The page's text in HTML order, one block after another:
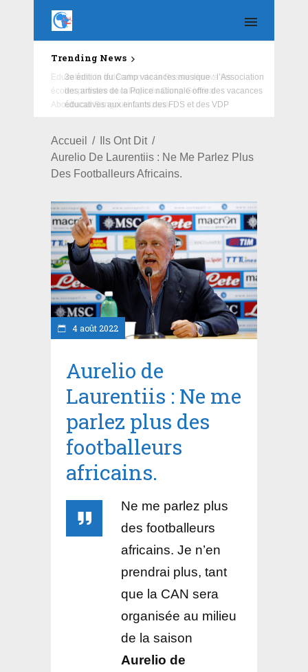
Trending News
Education : la fédération de la Russie rénove les
écoles primaire et collège du Camp Général
Aboubacar Sangoulé Lamizana
Accueil
Ils Ont Dit
Aurelio De Laurentiis : Ne Me Parlez Plus
Des Footballeurs Africains.
4 août 2022
Aurelio de
Laurentiis : Ne me
parlez plus des
footballeurs
africains.
Ne me parlez plus
des footballeurs
africains. Je n’en
prendrai plus, tant
que la CAN sera
organisée au milieu
de la saison
Aurelio de